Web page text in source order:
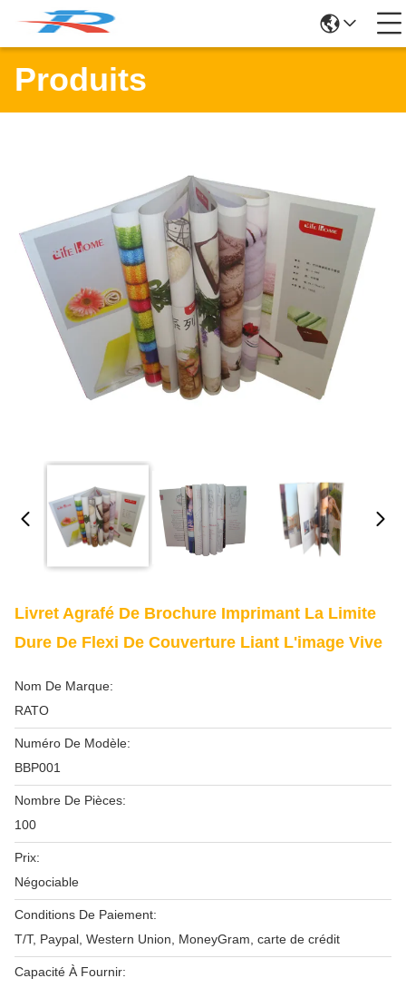
Produits
Livret Agrafé De Brochure Imprimant La Limite
Dure De Flexi De Couverture Liant L'image Vive
Nom De Marque:
RATO
Numéro De Modèle:
BBP001
Nombre De Pièces:
100
Prix:
Négociable
Conditions De Paiement:
T/T, Paypal, Western Union, MoneyGram, carte de crédit
Capacité À Fournir: